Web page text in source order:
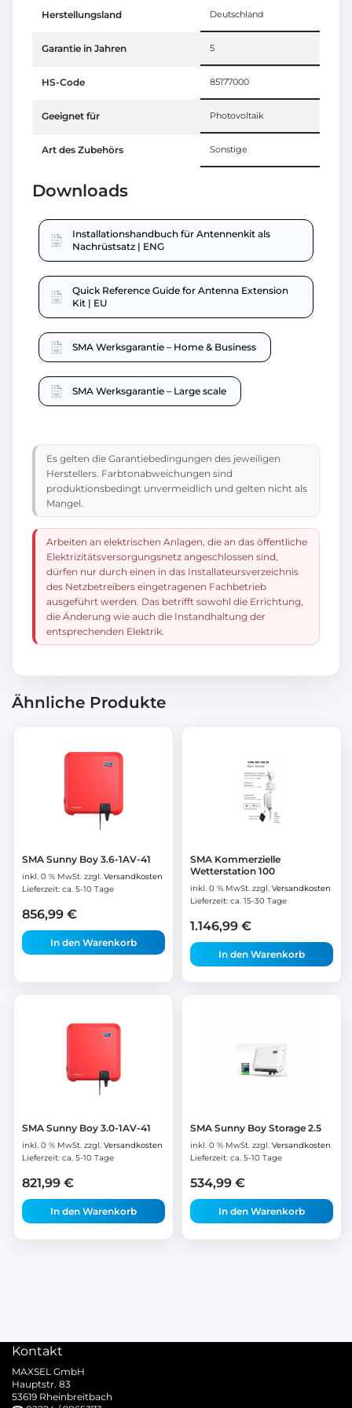
Herstellungsland Deutschland
Garantie in Jahren 5
HS-Code 85177000
Geeignet für Photovoltaik
Art des Zubehörs Sonstige
Downloads
Installationshandbuch für Antennenkit als
Nachrüstsatz | ENG
Quick Reference Guide for Antenna Extension
Kit | EU
SMA Werksgarantie – Home & Business
SMA Werksgarantie – Large scale
Es gelten die Garantiebedingungen des jeweiligen
Herstellers. Farbtonabweichungen sind
produktionsbedingt unvermeidlich und gelten nicht als
Mangel.
Arbeiten an elektrischen Anlagen, die an das öffentliche
Elektrizitätsversorgungsnetz angeschlossen sind,
dürfen nur durch einen in das Installateursverzeichnis
des Netzbetreibers eingetragenen Fachbetrieb
ausgeführt werden. Das betrifft sowohl die Errichtung,
die Änderung wie auch die Instandhaltung der
entsprechenden Elektrik.
Ähnliche Produkte
SMA Sunny Boy 3.6-1AV-41
inkl. 0 % MwSt. zzgl. Versandkosten
Lieferzeit: ca. 5-10 Tage
856,99 €
In den Warenkorb
SMA Kommerzielle
Wetterstation 100
inkl. 0 % MwSt. zzgl. Versandkosten
Lieferzeit: ca. 15-30 Tage
1.146,99 €
In den Warenkorb
SMA Sunny Boy 3.0-1AV-41
inkl. 0 % MwSt. zzgl. Versandkosten
Lieferzeit: ca. 5-10 Tage
821,99 €
In den Warenkorb
SMA Sunny Boy Storage 2.5
inkl. 0 % MwSt. zzgl. Versandkosten
Lieferzeit: ca. 5-10 Tage
534,99 €
In den Warenkorb
Kontakt
MAXSEL GmbH
Hauptstr. 83
53619 Rheinbreitbach